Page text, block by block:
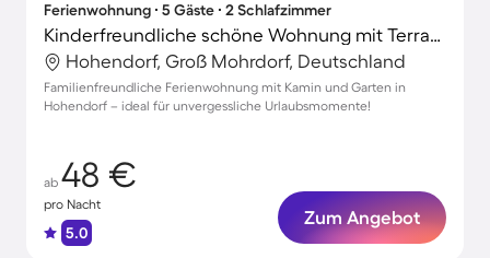
Ferienwohnung ∙ 5 Gäste ∙ 2 Schlafzimmer
Kinderfreundliche schöne Wohnung mit Terrasse, Garten und Grill | Naturblick
Hohendorf, Groß Mohrdorf, Deutschland
Familienfreundliche Ferienwohnung mit Kamin und Garten in
Hohendorf – ideal für unvergessliche Urlaubsmomente!
ab 48 €
pro Nacht
5.0
Zum Angebot